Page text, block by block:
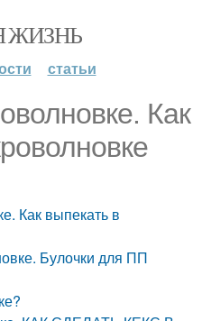
ЖИЗНЬ
статьи
Как
Как выпекать в
Булочки для ПП